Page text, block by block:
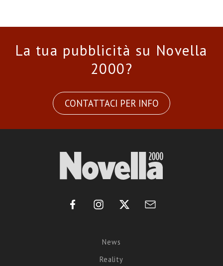
La tua pubblicità su Novella
2000?
CONTATTACI PER INFO
News
Reality